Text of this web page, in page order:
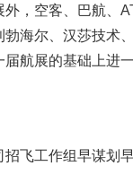
空客、巴航、
海尔、汉莎技术
航展的基础上进
工作组早谋划